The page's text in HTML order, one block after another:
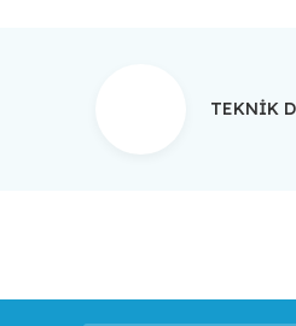
TEKNİK